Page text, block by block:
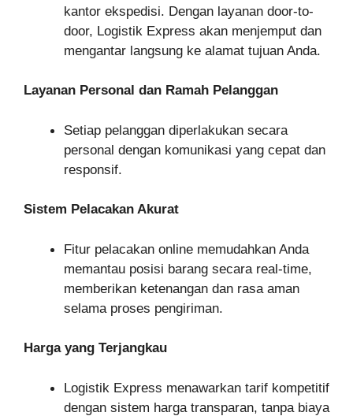
kantor ekspedisi. Dengan layanan door-to-
door, Logistik Express akan menjemput dan
mengantar langsung ke alamat tujuan Anda.
Layanan Personal dan Ramah Pelanggan
Setiap pelanggan diperlakukan secara
personal dengan komunikasi yang cepat dan
responsif.
Sistem Pelacakan Akurat
Fitur pelacakan online memudahkan Anda
memantau posisi barang secara real-time,
memberikan ketenangan dan rasa aman
selama proses pengiriman.
Harga yang Terjangkau
Logistik Express menawarkan tarif kompetitif
dengan sistem harga transparan, tanpa biaya